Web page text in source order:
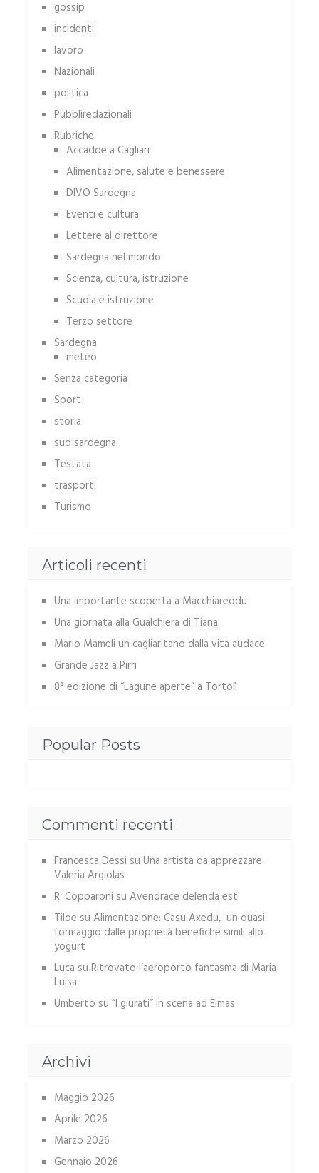
gossip
incidenti
lavoro
Nazionali
politica
Pubbliredazionali
Rubriche
Accadde a Cagliari
Alimentazione, salute e benessere
DIVO Sardegna
Eventi e cultura
Lettere al direttore
Sardegna nel mondo
Scienza, cultura, istruzione
Scuola e istruzione
Terzo settore
Sardegna
meteo
Senza categoria
Sport
storia
sud sardegna
Testata
trasporti
Turismo
Articoli recenti
Una importante scoperta a Macchiareddu
Una giornata alla Gualchiera di Tiana
Mario Mameli un cagliaritano dalla vita audace
Grande Jazz a Pirri
8° edizione di “Lagune aperte” a Tortolì
Popular Posts
Commenti recenti
Francesca Dessi su Una artista da apprezzare:
Valeria Argiolas
R. Copparoni su Avendrace delenda est!
Tilde su Alimentazione: Casu Axedu, un quasi
formaggio dalle proprietà benefiche simili allo
yogurt
Luca su Ritrovato l’aeroporto fantasma di Maria
Luisa
Umberto su “I giurati” in scena ad Elmas
Archivi
Maggio 2026
Aprile 2026
Marzo 2026
Gennaio 2026